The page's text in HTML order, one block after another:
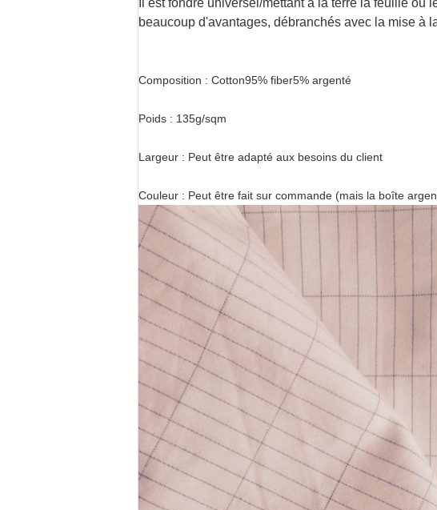
Il est fondre universel/mettant à la terre la feuille ou
beaucoup d'avantages, débranchés avec la mise à
Composition : Cotton95% fiber5% argenté
Poids : 135g/sqm
Largeur : Peut être adapté aux besoins du client
Couleur : Peut être fait sur commande (mais la boîte